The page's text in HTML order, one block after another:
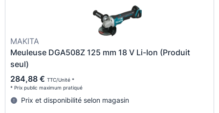
MAKITA
Meuleuse DGA508Z 125 mm 18 V Li-Ion (Produit
seul)
284,88 € TTC/Unité *
* Prix public maximum pratiqué
Prix et disponibilité selon magasin